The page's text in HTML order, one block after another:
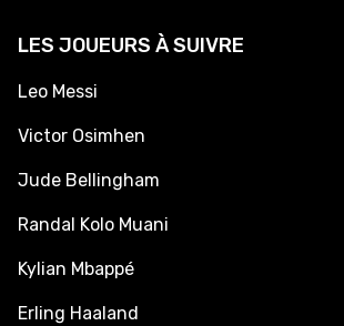
LES JOUEURS À SUIVRE
Leo Messi
Victor Osimhen
Jude Bellingham
Randal Kolo Muani
Kylian Mbappé
Erling Haaland